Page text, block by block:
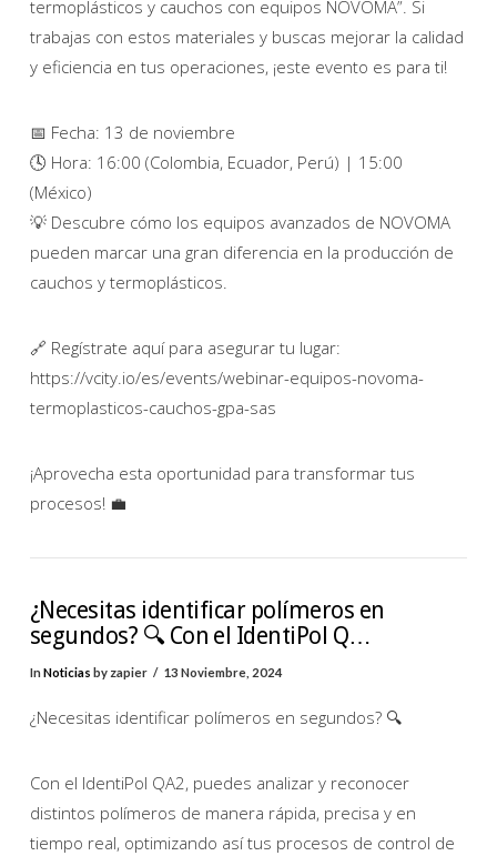
termoplásticos y cauchos con equipos NOVOMA”. Si
trabajas con estos materiales y buscas mejorar la calidad
y eficiencia en tus operaciones, ¡este evento es para ti!
📅 Fecha: 13 de noviembre
🕓 Hora: 16:00 (Colombia, Ecuador, Perú) | 15:00
(México)
💡 Descubre cómo los equipos avanzados de NOVOMA
pueden marcar una gran diferencia en la producción de
cauchos y termoplásticos.
🔗 Regístrate aquí para asegurar tu lugar:
https://vcity.io/es/events/webinar-equipos-novoma-
termoplasticos-cauchos-gpa-sas
¡Aprovecha esta oportunidad para transformar tus
procesos! 💼
¿Necesitas identificar polímeros en
segundos? 🔍 Con el IdentiPol Q…
InNoticias by zapier 13 Noviembre, 2024
¿Necesitas identificar polímeros en segundos? 🔍
Con el IdentiPol QA2, puedes analizar y reconocer
distintos polímeros de manera rápida, precisa y en
tiempo real, optimizando así tus procesos de control de